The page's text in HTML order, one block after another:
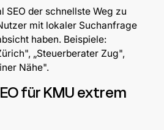
SEO der schnellste Weg zu
mit lokaler Suchanfrage
haben. Beispiele:
„Steuerberater Zug",
Nähe".
für KMU extrem